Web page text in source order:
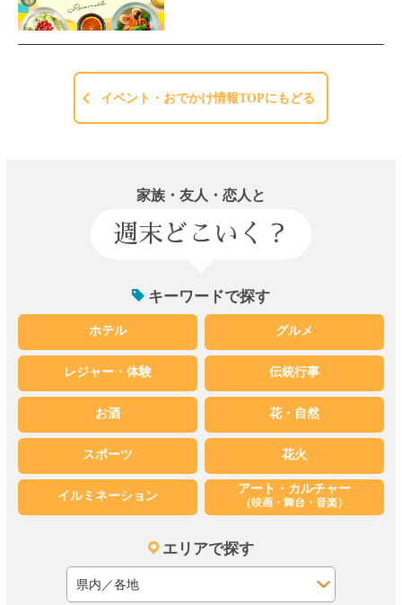
イベント・おでかけ情報TOPにもどる
家族・友人・恋人と
週末どこいく？
キーワードで探す
ホテル グルメ
レジャー・体験 伝統行事
お酒 花・自然
スポーツ 花火
イルミネーション アート・カルチャー
（映画・舞台・音楽）
エリアで探す